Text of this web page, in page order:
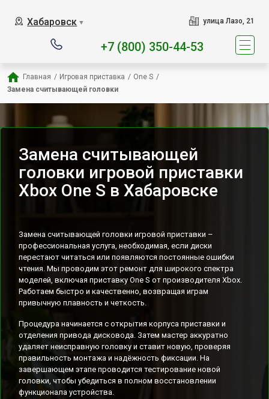
Хабаровск ▼ улица Лазо, 21
+7 (800) 350-44-53
Главная / Игровая приставка / One S /
Замена считывающей головки
Замена считывающей
головки игровой приставки
Xbox One S в Хабаровске
Замена считывающей головки игровой приставки –
профессиональная услуга, необходимая, если диски
перестают читаться или появляются постоянные ошибки
чтения. Мы проводим этот ремонт для широкого спектра
моделей, включая приставку One S от производителя Xbox.
Работаем быстро и качественно, возвращая играм
привычную плавность и четкость.
Процедура начинается с открытия корпуса приставки и
отделения привода дисковода. Затем мастер аккуратно
удаляет неисправную головку и ставит новую, проверяя
правильность монтажа и надёжность фиксации. На
завершающем этапе проводится тестирование новой
головки, чтобы убедиться в полном восстановлении
функционала устройства.